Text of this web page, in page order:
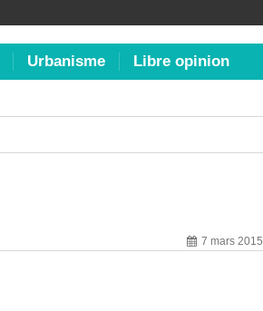
Urbanisme Libre opinion
7 mars 2015